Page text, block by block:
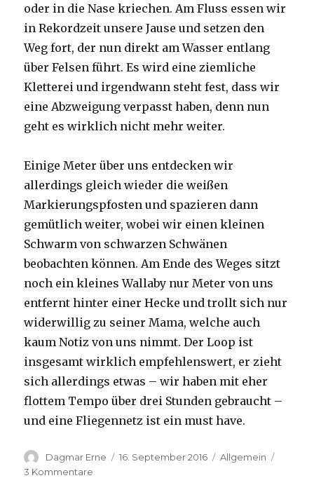
oder in die Nase kriechen. Am Fluss essen wir
in Rekordzeit unsere Jause und setzen den
Weg fort, der nun direkt am Wasser entlang
über Felsen führt. Es wird eine ziemliche
Kletterei und irgendwann steht fest, dass wir
eine Abzweigung verpasst haben, denn nun
geht es wirklich nicht mehr weiter.
Einige Meter über uns entdecken wir
allerdings gleich wieder die weißen
Markierungspfosten und spazieren dann
gemütlich weiter, wobei wir einen kleinen
Schwarm von schwarzen Schwänen
beobachten können. Am Ende des Weges sitzt
noch ein kleines Wallaby nur Meter von uns
entfernt hinter einer Hecke und trollt sich nur
widerwillig zu seiner Mama, welche auch
kaum Notiz von uns nimmt. Der Loop ist
insgesamt wirklich empfehlenswert, er zieht
sich allerdings etwas – wir haben mit eher
flottem Tempo über drei Stunden gebraucht –
und eine Fliegennetz ist ein must have.
Autor
Dagmar Erne
Veröffentlicht
16. September 2016 Kategorien
Allgemein
3 Kommentare